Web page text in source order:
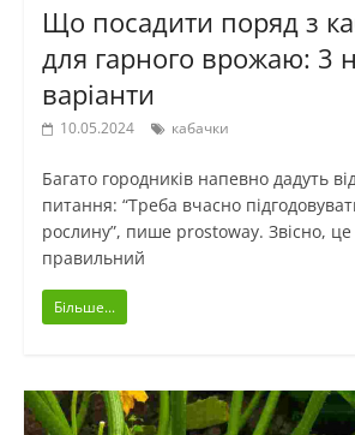
Що посадити поряд з
для гарного врожаю: 3
варіанти
10.05.2024 кабачки
Багато городників напевно дадуть
питання: “Треба вчасно
рослину”, пише prostoway. Звісно,
правильний
Більше...